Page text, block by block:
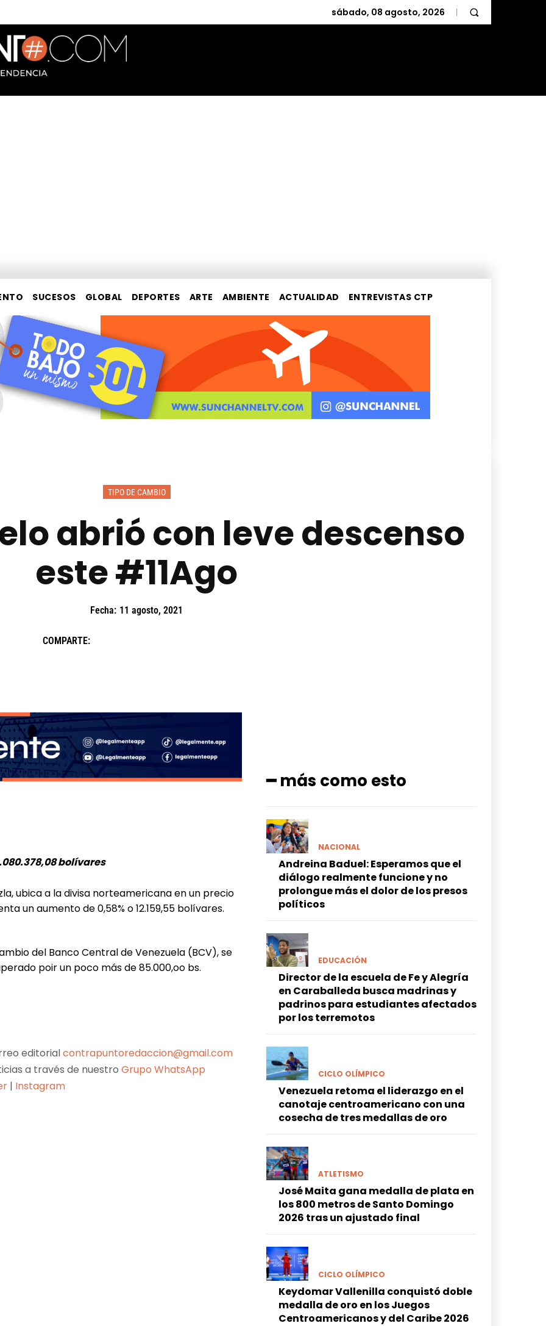
sábado, 08 agosto, 2026
SUCESOS GLOBAL DEPORTES ARTE AMBIENTE ACTUALIDAD ENTREVISTAS CTP
TIPO DE CAMBIO
abrió con leve descenso
este #11Ago
Fecha: 11 agosto, 2021
COMPARTE:
bolívares
ubica a la divisa norteamericana en un precio
un aumento de 0,58% o 12.159,55 bolívares.
del Banco Central de Venezuela (BCV), se
poir un poco más de 85.000,oo bs.
editorialcontrapuntoredaccion@gmail.com
a través de nuestroGrupo WhatsApp
| Instagram
━ más como esto
NACIONAL
Andreina Baduel: Esperamos que el
diálogo realmente funcione y no
prolongue más el dolor de los presos
políticos
EDUCACIÓN
Director de la escuela de Fe y Alegría
en Caraballeda busca madrinas y
padrinos para estudiantes afectados
por los terremotos
CICLO OLÍMPICO
Venezuela retoma el liderazgo en el
canotaje centroamericano con una
cosecha de tres medallas de oro
ATLETISMO
José Maita gana medalla de plata en
los 800 metros de Santo Domingo
2026 tras un ajustado final
CICLO OLÍMPICO
Keydomar Vallenilla conquistó doble
medalla de oro en los Juegos
Centroamericanos y del Caribe 2026